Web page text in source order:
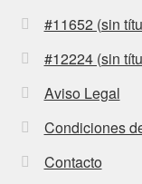
#11652 (sin
#12224 (sin
Aviso Legal
Condiciones
Contacto